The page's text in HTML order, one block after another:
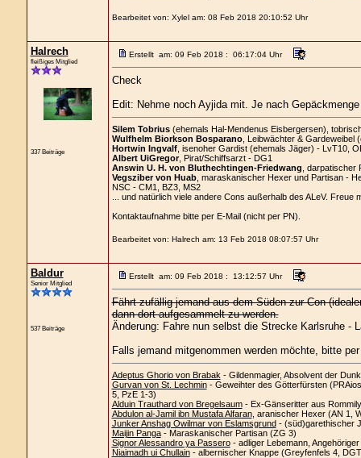
Bearbeitet von: Xylel am: 08 Feb 2018 20:10:52 Uhr
Halrech
fleißiges Mitglied
337 Beiträge
Erstellt am: 09 Feb 2018 : 06:17:04 Uhr
Check
Edit: Nehme noch Ayjida mit. Je nach
Silem Tobrius(ehemals Hal-Mendenus Eisbergersen),
Wulfhelm Biorkson Bosparano, Leibwächter & Gardeweibel
Hortwin Ingvalf, isenoher Gardist (ehemals Jäger) - LvT10,
Albert UiGregor, Pirat/Schiffsarzt - DG1
Answin U. H. von Bluthechtingen-Friedwang , darpatischer
Vegsziber von Huab, maraskanischer Hexer und Partisan -
NSC - CM1, BZ3, MS2
... und natürlich viele andere Cons außerhalb des ALeV.
Kontaktaufnahme bitte per E-Mail (nicht per PN).
Bearbeitet von: Halrech am: 13 Feb 2018 08:07:57 Uhr
Baldur
Senior Mitglied
537 Beiträge
Erstellt am: 09 Feb 2018 : 13:12:57 Uhr
Fährt zufällig jemand aus dem Süden zur Con
dann dort aufgesammelt zu werden.
Änderung: Fahre nun selbst die Strecke Karlsruhe -
Falls jemand mitgenommen werden möchte, bitte
Adeptus Ghorio von Brabak - Gildenmagier, Absolvent der
Gurvan von St. Lechmin- Geweihter des Götterfürsten
5, PzE 1-3)
Alduin Trauthard von Bregelsaum- Ex-Gänseritter aus
Abdulon al-Jamil ibn Mustafa Alfaran, aranischer Hexer (AN 1,
Junker Anshag Owilmar von Eslamsgrund- (süd)garethischer
Maijin Panga- Maraskanischer Partisan (ZG 3)
Signor Alessandro ya Passero- adliger Lebemann,
Niaimadh ui Chullain- albernischer Knappe (Greyfenfels 4,